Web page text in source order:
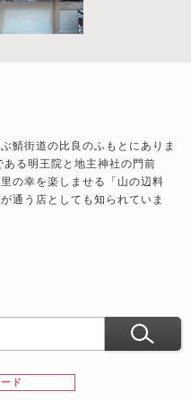
鯖街道の比良のふもとにありま
る明王院と地主神社の門前
の幸を楽しませる「山の辺料
通う店としても知られていま
ド